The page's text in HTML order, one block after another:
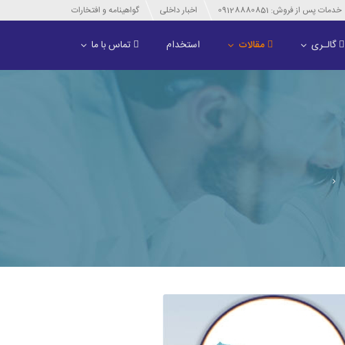
اخبار داخلی گواهینامه و افتخارات خدمات پس از فروش: 09128880851
گالـری مقالات استخدام تماس با ما